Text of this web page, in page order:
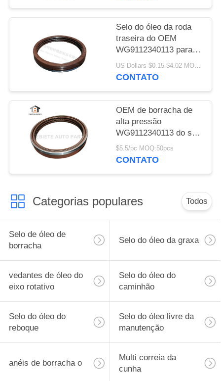
Selo do óleo da roda
traseira do OEM
WG9112340113 para o
sino metal de borracha
do caminhão
com anel-O
US Dollars $0.15-$4.02 MOQ:50 grupos
CONTATO
OEM de borracha de
alta pressão
WG9112340113 do selo
do óleo 190*220*30 do
T2 Dongfeng Teloon
$5.5/pc MOQ:50pcs
CONTATO
Categorias populares Todos
Selo de óleo de
borracha
Selo do óleo da graxa
vedantes de óleo do
eixo rotativo
Selo do óleo do
caminhão
Selo do óleo do
reboque
Selo do óleo livre da
manutenção
anéis de borracha o
Multi correia da
cunha